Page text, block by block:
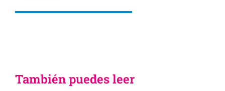
También puedes leer